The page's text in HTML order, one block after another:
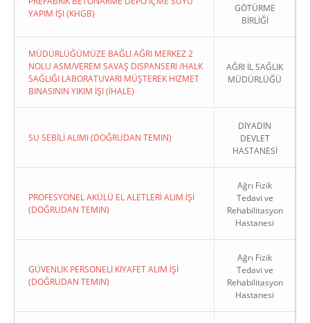
YAPIM İŞI (KHGB)
GÖTÜRME
BİRLİĞİ
MÜDÜRLÜĞÜMÜZE BAĞLI AĞRI MERKEZ 2
NOLU ASM/VEREM SAVAŞ DISPANSERI /HALK
SAĞLIĞI LABORATUVARI MÜŞTEREK HIZMET
BINASININ YIKIM İŞI (İHALE)
AĞRI İL SAĞLIK
MÜDÜRLÜĞÜ
SU SEBİLİ ALIMI (DOĞRUDAN TEMIN)
DİYADİN
DEVLET
HASTANESİ
PROFESYONEL AKÜLÜ EL ALETLERİ ALIM İŞİ
(DOĞRUDAN TEMIN)
Ağrı Fizik
Tedavi ve
Rehabilitasyon
Hastanesi
GÜVENLİK PERSONELİ KIYAFET ALIM İŞİ
(DOĞRUDAN TEMIN)
Ağrı Fizik
Tedavi ve
Rehabilitasyon
Hastanesi